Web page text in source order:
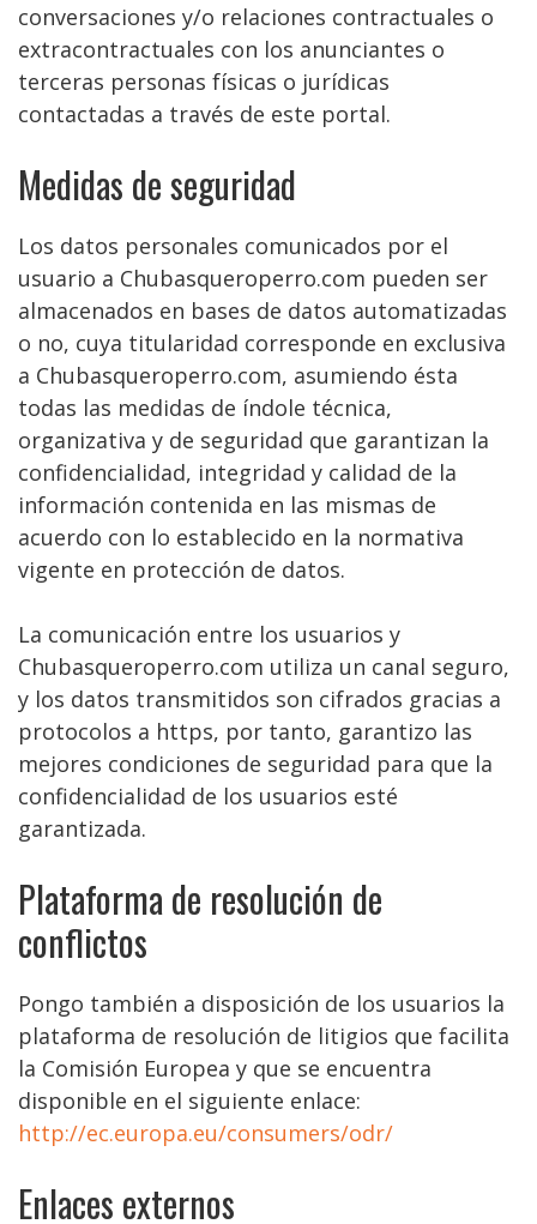
conversaciones y/o relaciones contractuales o
extracontractuales con los anunciantes o
terceras personas físicas o jurídicas
contactadas a través de este portal.
Medidas de seguridad
Los datos personales comunicados por el
usuario a Chubasqueroperro.com pueden ser
almacenados en bases de datos automatizadas
o no, cuya titularidad corresponde en exclusiva
a Chubasqueroperro.com, asumiendo ésta
todas las medidas de índole técnica,
organizativa y de seguridad que garantizan la
confidencialidad, integridad y calidad de la
información contenida en las mismas de
acuerdo con lo establecido en la normativa
vigente en protección de datos.
La comunicación entre los usuarios y
Chubasqueroperro.com utiliza un canal seguro,
y los datos transmitidos son cifrados gracias a
protocolos a https, por tanto, garantizo las
mejores condiciones de seguridad para que la
confidencialidad de los usuarios esté
garantizada.
Plataforma de resolución de
conflictos
Pongo también a disposición de los usuarios la
plataforma de resolución de litigios que facilita
la Comisión Europea y que se encuentra
disponible en el siguiente enlace:
http://ec.europa.eu/consumers/odr/
Enlaces externos